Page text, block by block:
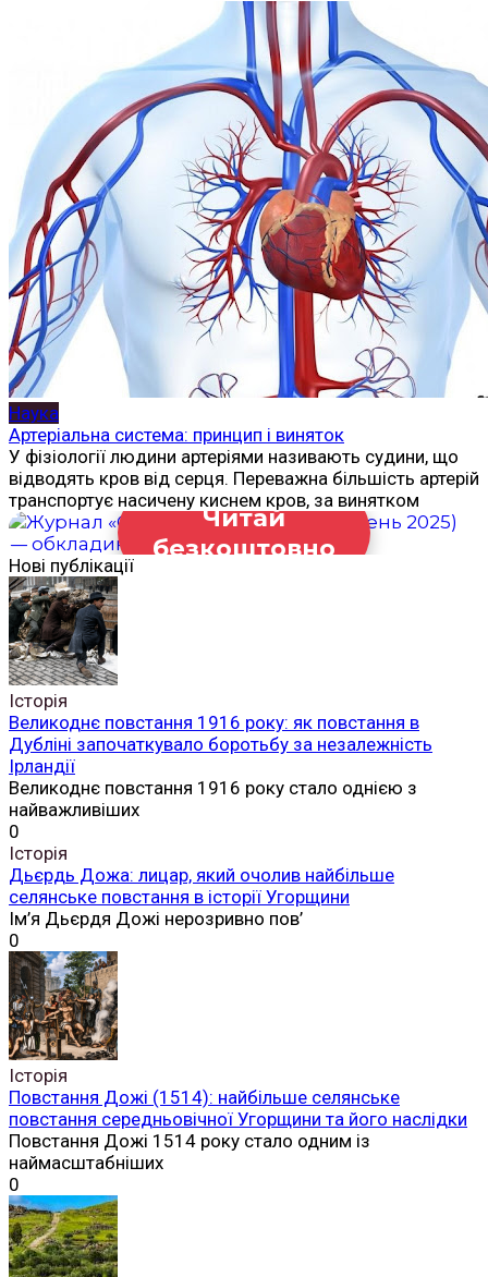
Наука
Артеріальна система: принцип і виняток
У фізіології людини артеріями називають судини, що
відводять кров від серця. Переважна більшість артерій
транспортує насичену киснем кров, за винятком
Читай
безкоштовно
Нові публікації
Історія
Великоднє повстання 1916 року: як повстання в
Дубліні започаткувало боротьбу за незалежність
Ірландії
Великоднє повстання 1916 року стало однією з
найважливіших
0
Історія
Дьєрдь Дожа: лицар, який очолив найбільше
селянське повстання в історії Угорщини
Ім’я Дьєрдя Дожі нерозривно пов’
0
Історія
Повстання Дожі (1514): найбільше селянське
повстання середньовічної Угорщини та його наслідки
Повстання Дожі 1514 року стало одним із
наймасштабніших
0